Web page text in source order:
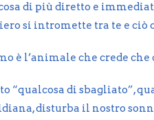
di più diretto e
si intromette tra te e ciò
è l’animale che crede che
“qualcosa di sbagliato”,
disturba il nostro